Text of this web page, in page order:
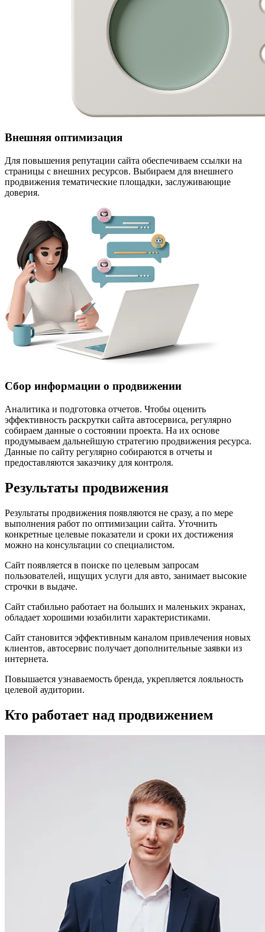
Внешняя оптимизация
Для повышения репутации сайта обеспечиваем ссылки на
страницы с внешних ресурсов. Выбираем для внешнего
продвижения тематические площадки, заслуживающие
доверия.
Сбор информации о продвижении
Аналитика и подготовка отчетов. Чтобы оценить
эффективность раскрутки сайта автосервиса, регулярно
собираем данные о состоянии проекта. На их основе
продумываем дальнейшую стратегию продвижения ресурса.
Данные по сайту регулярно собираются в отчеты и
предоставляются заказчику для контроля.
Результаты продвижения
Результаты продвижения появляются не сразу, а по мере
выполнения работ по оптимизации сайта. Уточнить
конкретные целевые показатели и сроки их достижения
можно на консультации со специалистом.
Сайт появляется в поиске по целевым запросам
пользователей, ищущих услуги для авто, занимает высокие
строчки в выдаче.
Сайт стабильно работает на больших и маленьких экранах,
обладает хорошими юзабилити характеристиками.
Сайт становится эффективным каналом привлечения новых
клиентов, автосервис получает дополнительные заявки из
интернета.
Повышается узнаваемость бренда, укрепляется лояльность
целевой аудитории.
Кто работает над продвижением